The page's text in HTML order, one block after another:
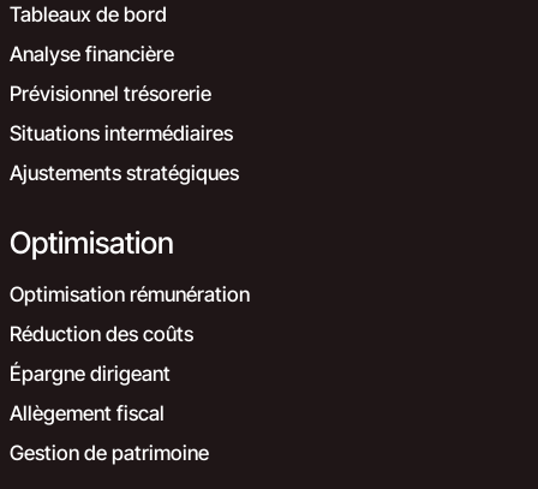
Tableaux de bord
Analyse financière
Prévisionnel trésorerie
Situations intermédiaires
Ajustements stratégiques
Optimisation
Optimisation rémunération
Réduction des coûts
Épargne dirigeant
Allègement fiscal
Gestion de patrimoine